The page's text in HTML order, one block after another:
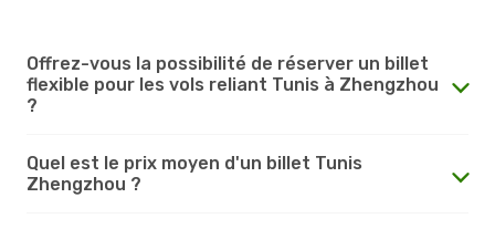
Offrez-vous la possibilité de réserver un billet
flexible pour les vols reliant Tunis à Zhengzhou
?
Quel est le prix moyen d'un billet Tunis
Zhengzhou ?